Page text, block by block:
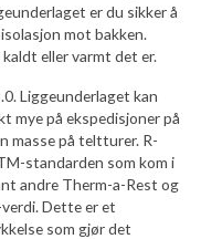
er du sikker å
mot bakken.
eller varmt det er.
Liggeunderlaget kan
mye på ekspedisjoner på
masse på teltturer. R-
standarden som kom i
andre Therm-a-Rest og
Dette er et
som gjør det